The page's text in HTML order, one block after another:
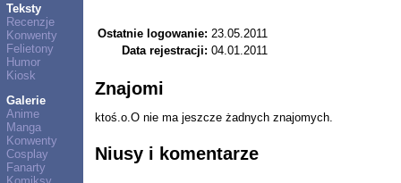
Teksty
Recenzje
Konwenty
Felietony
Humor
Kiosk
Galerie
Anime
Manga
Konwenty
Cosplay
Fanarty
Ostatnie logowanie: 23.05.2011
Data rejestracji: 04.01.2011
Znajomi
ktoś.o.O nie ma jeszcze żadnych znajomych.
Niusy i komentarze